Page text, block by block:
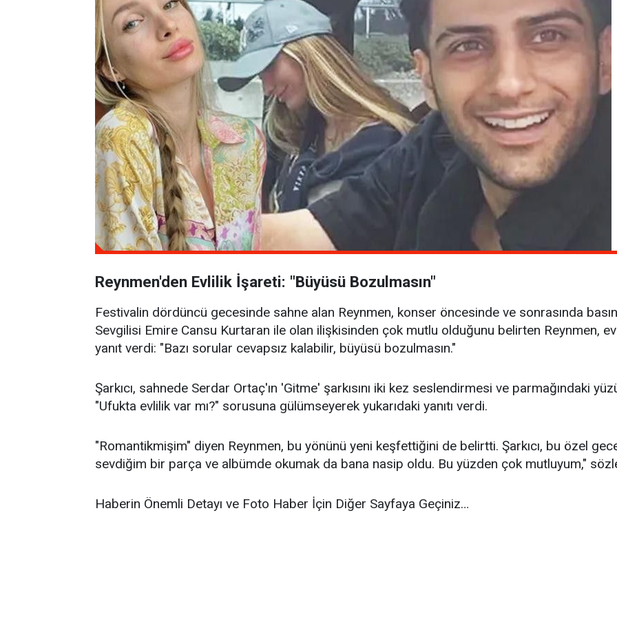
Reynmen'den Evlilik İşareti: "Büyüsü Bozulmasın"
Festivalin dördüncü gecesinde sahne alan Reynmen, konser öncesinde ve sonrasında basın
Sevgilisi Emire Cansu Kurtaran ile olan ilişkisinden çok mutlu olduğunu belirten Reynmen,
yanıt verdi: "Bazı sorular cevapsız kalabilir, büyüsü bozulmasın."
Şarkıcı, sahnede Serdar Ortaç'ın 'Gitme' şarkısını iki kez seslendirmesi ve parmağındaki
"Ufukta evlilik var mı?" sorusuna gülümseyerek yukarıdaki yanıtı verdi.
"Romantikmişim" diyen Reynmen, bu yönünü yeni keşfettiğini de belirtti. Şarkıcı, bu özel
sevdiğim bir parça ve albümde okumak da bana nasip oldu. Bu yüzden çok mutluyum,"
Haberin Önemli Detayı ve Foto Haber İçin Diğer Sayfaya Geçiniz…